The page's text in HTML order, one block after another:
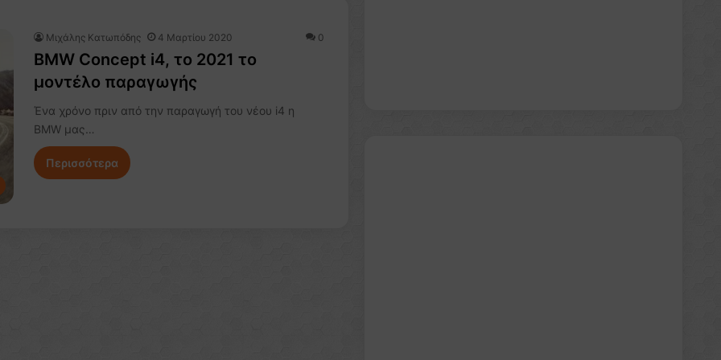
Μιχάλης Κατωπόδης 4 Μαρτίου 2020 0
BMW Concept i4, το 2021 το
μοντέλο παραγωγής
Ένα χρόνο πριν από την παραγωγή του νέου i4 η
BMW μας…
Περισσότερα